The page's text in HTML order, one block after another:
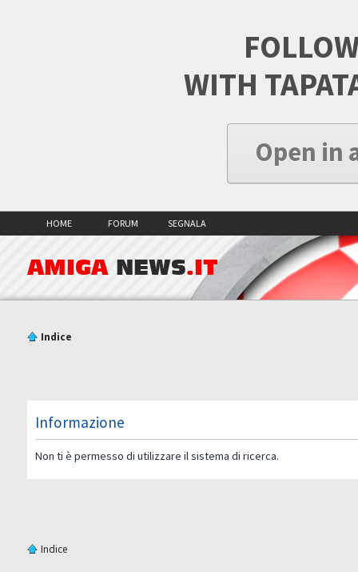
WITH
Open in
HOME FORUM SEGNALA
AMIGA NEWS.IT
Indice
Informazione
Non ti è permesso di utilizzare il sistema di ricerca.
Indice